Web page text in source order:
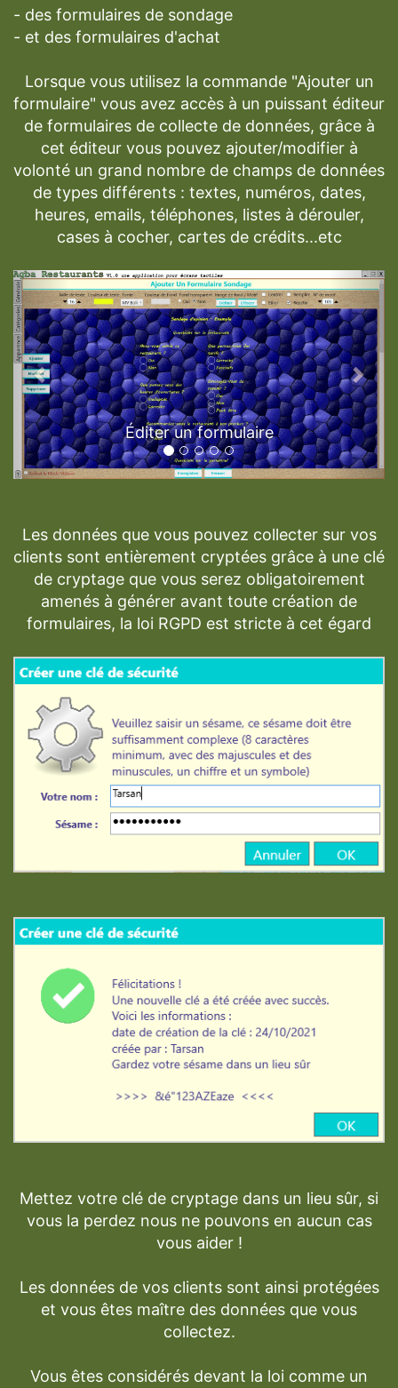
- des formulaires de sondage
- et des formulaires d'achat
Lorsque vous utilisez la commande "Ajouter un
formulaire" vous avez accès à un puissant éditeur
de formulaires de collecte de données, grâce à
cet éditeur vous pouvez ajouter/modifier à
volonté un grand nombre de champs de données
de types différents : textes, numéros, dates,
heures, emails, téléphones, listes à dérouler,
cases à cocher, cartes de crédits...etc
Éditer un formulaire
Previous Next
Les données que vous pouvez collecter sur vos
clients sont entièrement cryptées grâce à une clé
de cryptage que vous serez obligatoirement
amenés à générer avant toute création de
formulaires, la loi RGPD est stricte à cet égard
Mettez votre clé de cryptage dans un lieu sûr, si
vous la perdez nous ne pouvons en aucun cas
vous aider !
Les données de vos clients sont ainsi protégées
et vous êtes maître des données que vous
collectez.
Vous êtes considérés devant la loi comme un